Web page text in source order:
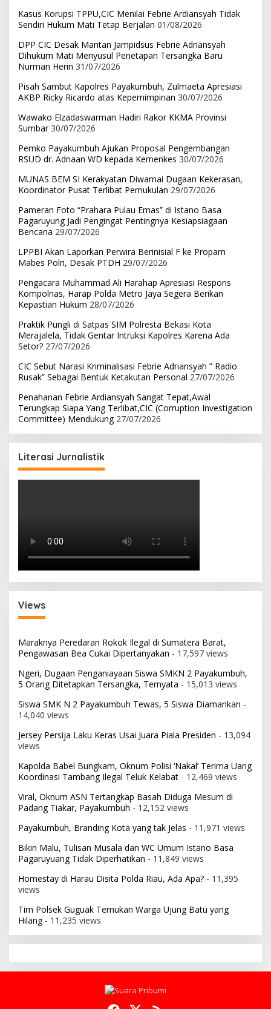
Kasus Korupsi TPPU,CIC Menilai Febrie Ardiansyah Tidak
Sendiri Hukum Mati Tetap Berjalan 01/08/2026
DPP CIC Desak Mantan Jampidsus Febrie Adriansyah
Dihukum Mati Menyusul Penetapan Tersangka Baru
Nurman Herin 31/07/2026
Pisah Sambut Kapolres Payakumbuh, Zulmaeta Apresiasi
AKBP Ricky Ricardo atas Kepemimpinan 30/07/2026
Wawako Elzadaswarman Hadiri Rakor KKMA Provinsi
Sumbar 30/07/2026
Pemko Payakumbuh Ajukan Proposal Pengembangan
RSUD dr. Adnaan WD kepada Kemenkes 30/07/2026
MUNAS BEM SI Kerakyatan Diwarnai Dugaan Kekerasan,
Koordinator Pusat Terlibat Pemukulan 29/07/2026
Pameran Foto “Prahara Pulau Emas” di Istano Basa
Pagaruyung Jadi Pengingat Pentingnya Kesiapsiagaan
Bencana 29/07/2026
LPPBI Akan Laporkan Perwira Berinisial F ke Propam
Mabes Polri, Desak PTDH 29/07/2026
Pengacara Muhammad Ali Harahap Apresiasi Respons
Kompolnas, Harap Polda Metro Jaya Segera Berikan
Kepastian Hukum 28/07/2026
Praktik Pungli di Satpas SIM Polresta Bekasi Kota
Merajalela, Tidak Gentar Intruksi Kapolres Karena Ada
Setor? 27/07/2026
CIC Sebut Narasi Kriminalisasi Febrie Adriansyah ” Radio
Rusak” Sebagai Bentuk Ketakutan Personal 27/07/2026
Penahanan Febrie Ardiansyah Sangat Tepat,Awal
Terungkap Siapa Yang Terlibat,CIC (Corruption Investigation
Committee) Mendukung 27/07/2026
Literasi Jurnalistik
Views
Maraknya Peredaran Rokok Ilegal di Sumatera Barat,
Pengawasan Bea Cukai Dipertanyakan - 17,597 views
Ngeri, Dugaan Penganiayaan Siswa SMKN 2 Payakumbuh,
5 Orang Ditetapkan Tersangka, Ternyata - 15,013 views
Siswa SMK N 2 Payakumbuh Tewas, 5 Siswa Diamankan -
14,040 views
Jersey Persija Laku Keras Usai Juara Piala Presiden - 13,094
views
Kapolda Babel Bungkam, Oknum Polisi ‘Nakal’ Terima Uang
Koordinasi Tambang Ilegal Teluk Kelabat - 12,469 views
Viral, Oknum ASN Tertangkap Basah Diduga Mesum di
Padang Tiakar, Payakumbuh - 12,152 views
Payakumbuh, Branding Kota yang tak Jelas - 11,971 views
Bikin Malu, Tulisan Musala dan WC Umum Istano Basa
Pagaruyuang Tidak Diperhatikan - 11,849 views
Homestay di Harau Disita Polda Riau, Ada Apa? - 11,395
views
Tim Polsek Guguak Temukan Warga Ujung Batu yang
Hilang- 11,235 views